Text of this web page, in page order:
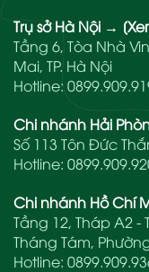
Trụ sở Hà Nội →
Tầng 6, Tòa Nhà
Mai, TP. Hà Nội
Hotline:
Chi nhánh Hải
Số 113 Tôn Đức
Hotline:
Chi nhánh Hồ Chí
Tầng 12, Tháp A2
Tháng Tám,
Hotline: